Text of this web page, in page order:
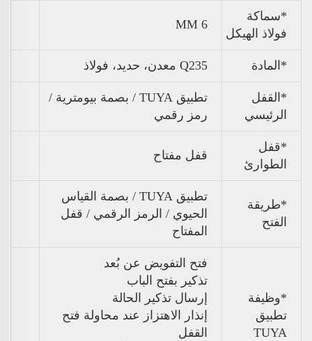
*سماكة
فولاذ الهيكل
6 MM
*المادة Q235 معدن، حديد، فولاذ
*القفل
الرئيسي
تطبيق TUYA / بصمة بيومترية /
رمز رقمي
*قفل
الطوارئ
قفل مفتاح
*طريقة
الفتح
تطبيق TUYA / بصمة القياس
الحيوي / الرمز الرقمي / قفل
المفتاح
*وظيفة
تطبيق
TUYA
فتح التفويض عن بُعد
تذكير بفتح الباب
إرسال تذكير الحالة
إنذار الاهتزاز عند محاولة فتح
القفل